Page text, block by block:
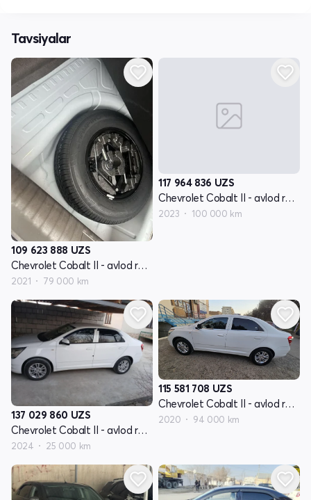
Tavsiyalar
109 623 888 UZS
Chevrolet Cobalt II - avlod restyling
2021 79 000 km
117 964 836 UZS
Chevrolet Cobalt II - avlod restyling
2023 100 000 km
137 029 860 UZS
Chevrolet Cobalt II - avlod restyling
2024 25 000 km
115 581 708 UZS
Chevrolet Cobalt II - avlod restyling
2020 94 000 km